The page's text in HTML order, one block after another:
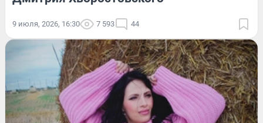
9 июля, 2026, 16:30 7 593 44